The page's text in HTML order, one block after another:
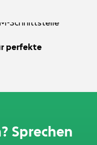
perfekte
Sprechen